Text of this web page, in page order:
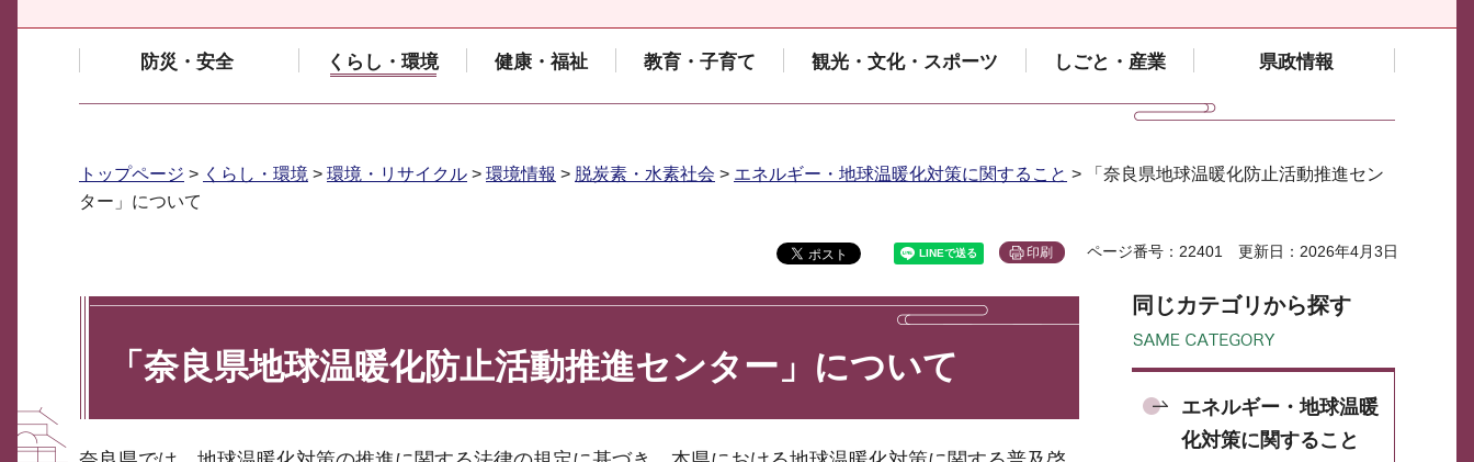
防災・安全 くらし・環境 健康・福祉 教育・子育て 観光・文化・スポーツ しごと・産業 県政情報
トップページ > くらし・環境 > 環境・リサイクル > 環境情報 > 脱炭素・水素社会 > エネルギー・地球温暖化対策に関すること > 「奈良県地球温暖化防止活動推進セン
ター」について
印刷 ページ番号：22401 更新日：2026年4月3日
「奈良県地球温暖化防止活動推進センター」について
同じカテゴリから探す
エネルギー・地球温暖
化対策に関すること